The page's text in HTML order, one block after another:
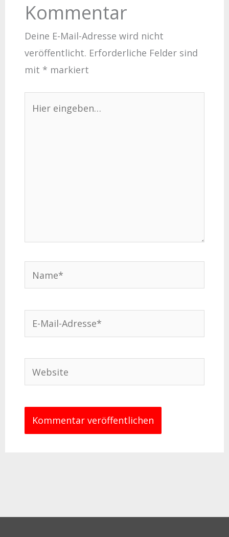
Kommentar
Deine E-Mail-Adresse wird nicht
veröffentlicht. Erforderliche Felder sind
mit * markiert
eingeben…
Name*
Mail-
Website